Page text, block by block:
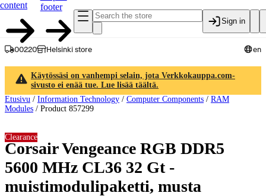
content
footer
Sign in
00220 Helsinki store en
Käytössäsi on vanhempi selain, jota Verkkokauppa.com-
sivusto ei enää tue. Lue lisää täältä.
Etusivu / Information Technology / Computer Components / RAM
Modules / Product 857299
Corsair Vengeance RGB DDR5
5600 MHz CL36 32 Gt -
muistimodulipaketti, musta
Clearance